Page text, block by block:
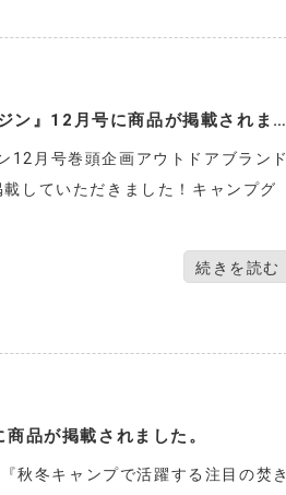
徳間書店発刊『キャンプグッズマガジン』12月号に商品が掲載されました。
12月号巻頭企画アウトドアブラン
していただきました！キャンプグ
続きを読む
品が掲載されました。
秋冬キャンプで活躍する注目の焚